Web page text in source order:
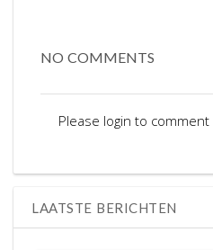
NO COMMENTS
Please login to comment
LAATSTE BERICHTEN